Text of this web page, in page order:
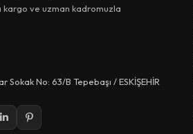
kargo ve uzman kadromuzla
Sokak No: 63/B Tepebaşı / ESKİŞEHİR